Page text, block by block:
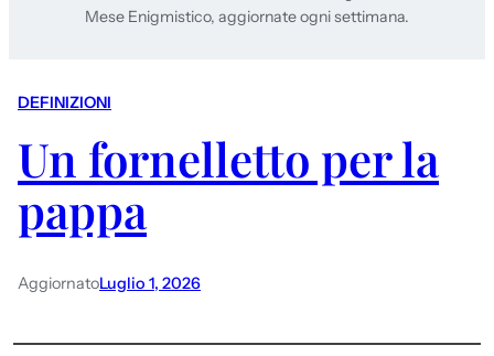
Mese Enigmistico, aggiornate ogni settimana.
DEFINIZIONI
Un fornelletto per la
pappa
AggiornatoLuglio 1, 2026